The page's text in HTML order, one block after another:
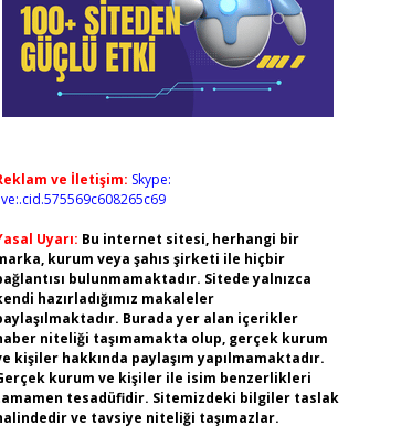
ve İletişim: Skype:
Uyarı: Bu internet sitesi, herhangi bir
kurum veya şahıs şirketi ile hiçbir
bulunmamaktadır. Sitede yalnızca
hazırladığımız makaleler
Burada yer alan içerikler
niteliği taşımamakta olup, gerçek kurum
kişiler hakkında paylaşım yapılmamaktadır.
kurum ve kişiler ile isim benzerlikleri
tesadüfidir. Sitemizdeki bilgiler taslak
ve tavsiye niteliği taşımazlar.